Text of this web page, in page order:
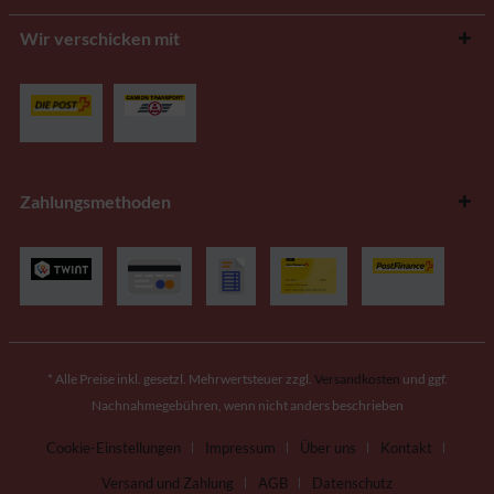
Wir verschicken mit
Zahlungsmethoden
* Alle Preise inkl. gesetzl. Mehrwertsteuer zzgl. Versandkosten und ggf.
Nachnahmegebühren, wenn nicht anders beschrieben
Cookie-Einstellungen Impressum Über uns
Kontakt
Versand und Zahlung
AGB Datenschutz